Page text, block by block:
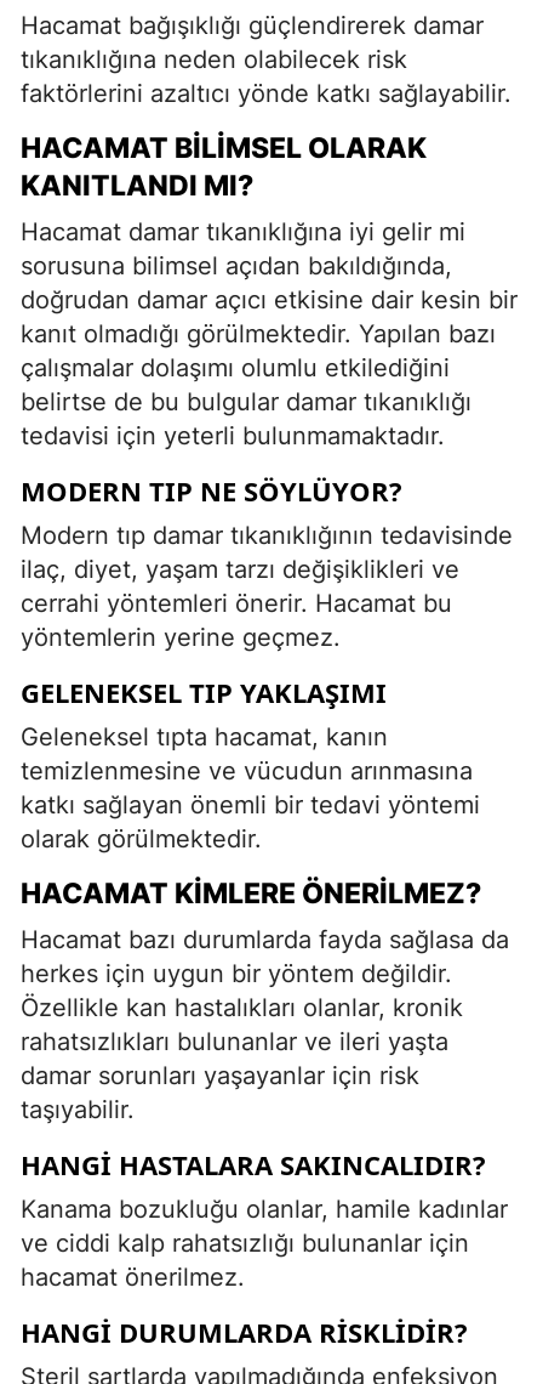
Hacamat bağışıklığı güçlendirerek damar
tıkanıklığına neden olabilecek risk
faktörlerini azaltıcı yönde katkı sağlayabilir.
HACAMAT BILIMSEL OLARAK
KANITLANDI MI?
Hacamat damar tıkanıklığına iyi gelir mi
sorusuna bilimsel açıdan bakıldığında,
doğrudan damar açıcı etkisine dair kesin bir
kanıt olmadığı görülmektedir. Yapılan bazı
çalışmalar dolaşımı olumlu etkilediğini
belirtse de bu bulgular damar tıkanıklığı
tedavisi için yeterli bulunmamaktadır.
MODERN TIP NE SÖYLÜYOR?
Modern tıp damar tıkanıklığının tedavisinde
ilaç, diyet, yaşam tarzı değişiklikleri ve
cerrahi yöntemleri önerir. Hacamat bu
yöntemlerin yerine geçmez.
GELENEKSEL TIP YAKLAŞIMI
Geleneksel tıpta hacamat, kanın
temizlenmesine ve vücudun arınmasına
katkı sağlayan önemli bir tedavi yöntemi
olarak görülmektedir.
HACAMAT KIMLERE ÖNERILMEZ?
Hacamat bazı durumlarda fayda sağlasa da
herkes için uygun bir yöntem değildir.
Özellikle kan hastalıkları olanlar, kronik
rahatsızlıkları bulunanlar ve ileri yaşta
damar sorunları yaşayanlar için risk
taşıyabilir.
HANGI HASTALARA SAKINCALIDIR?
Kanama bozukluğu olanlar, hamile kadınlar
ve ciddi kalp rahatsızlığı bulunanlar için
hacamat önerilmez.
HANGI DURUMLARDA RISKLIDIR?
Steril şartlarda yapılmadığında enfeksiyon